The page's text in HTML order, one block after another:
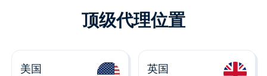
顶级代理位置
美国 英国